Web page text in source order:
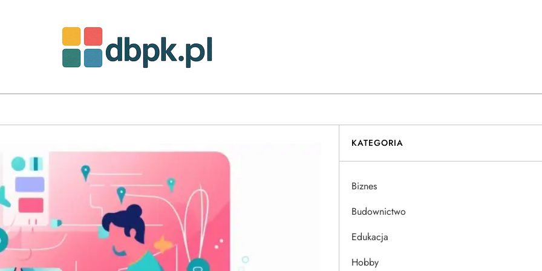
KATEGORIA
Biznes
Budownictwo
Edukacja
Hobby